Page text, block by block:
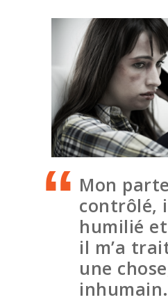
Mon
contrôlé,
humilié
il m’a
une
inhumain.